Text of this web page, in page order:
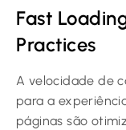
Fast
Practices
A velocidade de
para a
páginas são